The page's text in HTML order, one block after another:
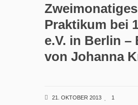
Zweimonatiges
Praktikum bei
e.V. in Berlin –
von Johanna
21. OKTOBER 2013
1